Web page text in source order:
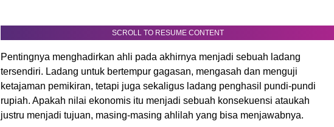
SCROLL TO RESUME CONTENT
Pentingnya menghadirkan ahli pada akhirnya menjadi sebuah ladang
tersendiri. Ladang untuk bertempur gagasan, mengasah dan menguji
ketajaman pemikiran, tetapi juga sekaligus ladang penghasil pundi-pundi
rupiah. Apakah nilai ekonomis itu menjadi sebuah konsekuensi ataukah
justru menjadi tujuan, masing-masing ahlilah yang bisa menjawabnya.